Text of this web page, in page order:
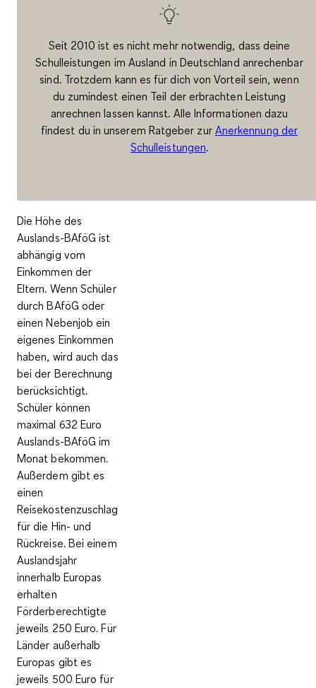
Seit 2010 ist es nicht mehr notwendig, dass deine
Schulleistungen im Ausland in Deutschland anrechenbar
sind. Trotzdem kann es für dich von Vorteil sein, wenn
du zumindest einen Teil der erbrachten Leistung
anrechnen lassen kannst. Alle Informationen dazu
findest du in unserem Ratgeber zur Anerkennung der
Schulleistungen.
Die Höhe des
Auslands-BAföG ist
abhängig vom
Einkommen der
Eltern. Wenn Schüler
durch BAföG oder
einen Nebenjob ein
eigenes Einkommen
haben, wird auch das
bei der Berechnung
berücksichtigt.
Schüler können
maximal 632 Euro
Auslands-BAföG im
Monat bekommen.
Außerdem gibt es
einen
Reisekostenzuschlag
für die Hin- und
Rückreise. Bei einem
Auslandsjahr
innerhalb Europas
erhalten
Förderberechtigte
jeweils 250 Euro. Für
Länder außerhalb
Europas gibt es
jeweils 500 Euro für